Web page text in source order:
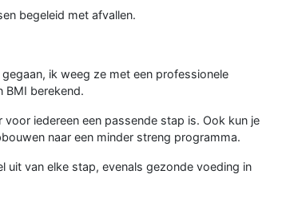
begeleid ​met afvallen.
ik weeg ze met een professionele
BMI berekend.
iedereen een passende stap is. Ook kun je
naar een minder streng programma.
uit van elke stap, evenals gezonde voeding in